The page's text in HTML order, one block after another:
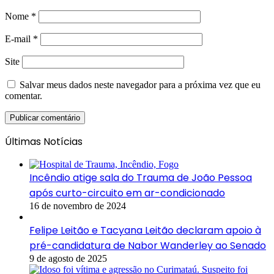
Nome *
E-mail *
Site
Salvar meus dados neste navegador para a próxima vez que eu
comentar.
Últimas Notícias
Incêndio atige sala do Trauma de João Pessoa
após curto-circuito em ar-condicionado
16 de novembro de 2024
Felipe Leitão e Tacyana Leitão declaram apoio à
pré-candidatura de Nabor Wanderley ao Senado
9 de agosto de 2025